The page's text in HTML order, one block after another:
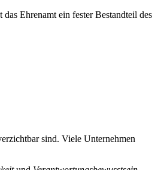
Ehrenamt ein fester Bestandteil des
sind. Viele Unternehmen